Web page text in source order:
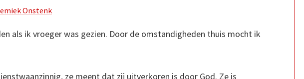
Onstenk
als ik vroeger was gezien. Door de omstandigheden thuis mocht ik
ze meent dat zij uitverkoren is door God. Ze is